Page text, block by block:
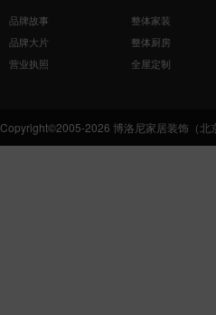
品牌故事
品牌大片
营业执照
整体家装
整体厨房
全屋定制
Copyright©2005-2026 博洛尼家居装饰（北